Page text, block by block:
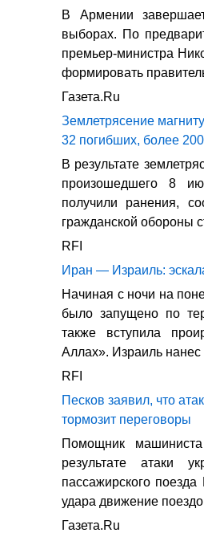
В Армении
выборах. По
премьер-министра
формировать
Газета.Ru
Землетрясение
32 погибших, более
В результате
произошедшего 8
получили ранения,
гражданской обороны
RFI
Иран — Израиль:
Начиная с ночи на
было запущено по
также вступила
Аллах». Израиль нанес
RFI
Песков заявил, что
тормозит переговоры
Помощник
результате атаки
пассажирского
удара движение
Газета.Ru